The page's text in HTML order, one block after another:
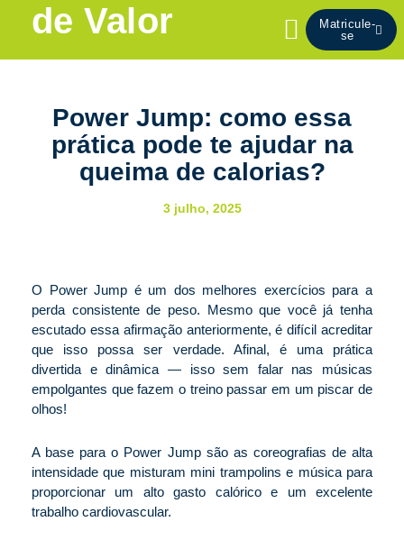
para
o
Matricule-
se
de Valor
Power Jump: como essa
prática pode te ajudar na
queima de calorias?
3 julho, 2025
O Power Jump é um dos melhores exercícios para a
perda consistente de peso. Mesmo que você já tenha
escutado essa afirmação anteriormente, é difícil acreditar
que isso possa ser verdade. Afinal, é uma prática
divertida e dinâmica — isso sem falar nas músicas
empolgantes que fazem o treino passar em um piscar de
olhos!
A base para o Power Jump são as coreografias de alta
intensidade que misturam mini trampolins e música para
proporcionar um alto gasto calórico e um excelente
trabalho cardiovascular.